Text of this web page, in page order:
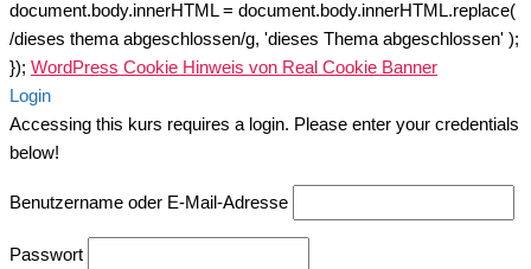
document.body.innerHTML = document.body.innerHTML.replace(
/dieses thema abgeschlossen/g, 'dieses Thema abgeschlossen' );
}); WordPress Cookie Hinweis von Real Cookie Banner
Login
Accessing this kurs requires a login. Please enter your credentials
below!
Benutzername oder E-Mail-Adresse
Passwort